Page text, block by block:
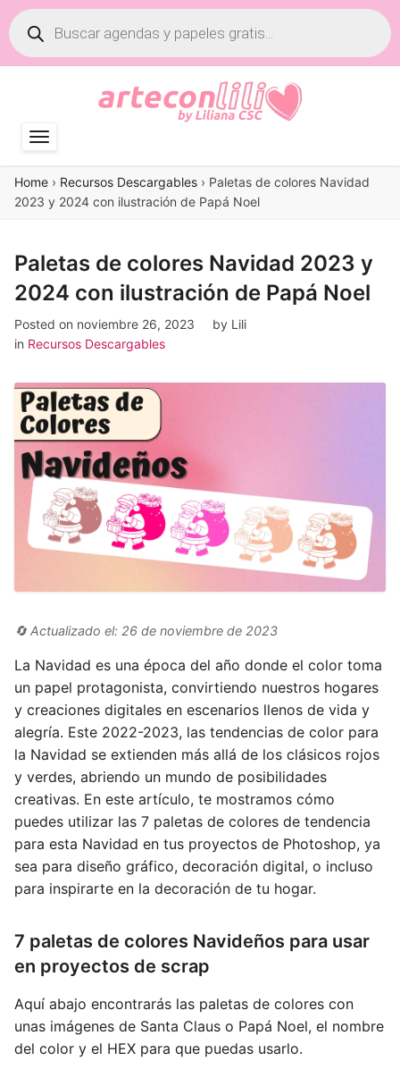
Búsqueda
de
productos
Home › Recursos Descargables › Paletas de colores Navidad
2023 y 2024 con ilustración de Papá Noel
Paletas de colores Navidad 2023 y
2024 con ilustración de Papá Noel
Posted on noviembre 26, 2023 by Lili
in Recursos Descargables
🔄 Actualizado el: 26 de noviembre de 2023
La Navidad es una época del año donde el color toma
un papel protagonista, convirtiendo nuestros hogares
y creaciones digitales en escenarios llenos de vida y
alegría. Este 2022-2023, las tendencias de color para
la Navidad se extienden más allá de los clásicos rojos
y verdes, abriendo un mundo de posibilidades
creativas. En este artículo, te mostramos cómo
puedes utilizar las 7 paletas de colores de tendencia
para esta Navidad en tus proyectos de Photoshop, ya
sea para diseño gráfico, decoración digital, o incluso
para inspirarte en la decoración de tu hogar.
7 paletas de colores Navideños para usar
en proyectos de scrap
Aquí abajo encontrarás las paletas de colores con
unas imágenes de Santa Claus o Papá Noel, el nombre
del color y el HEX para que puedas usarlo.